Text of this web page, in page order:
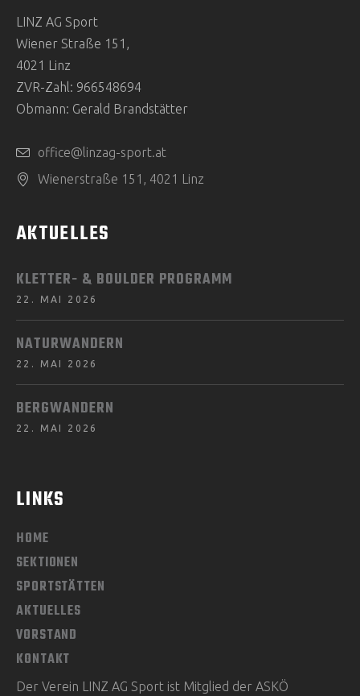
LINZ AG Sport
Wiener Straße 151,
4021 Linz
ZVR-Zahl: 966548694
Obmann: Gerald Brandstätter
office@linzag-sport.at
Wienerstraße 151, 4021 Linz
AKTUELLES
KLETTER- & BOULDER PROGRAMM
22. MAI 2026
NATURWANDERN
22. MAI 2026
BERGWANDERN
22. MAI 2026
LINKS
HOME
SEKTIONEN
SPORTSTÄTTEN
AKTUELLES
VORSTAND
KONTAKT
Der Verein LINZ AG Sport ist Mitglied der ASKÖ